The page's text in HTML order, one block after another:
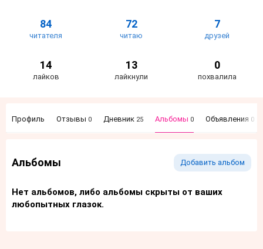
84
читателя
72
читаю
7
друзей
14
лайков
13
лайкнули
0
похвалила
Профиль Отзывы 0 Дневник 25 Альбомы 0 Объявления 0
Альбомы Добавить альбом
Нет альбомов, либо альбомы скрыты от ваших
любопытных глазок.